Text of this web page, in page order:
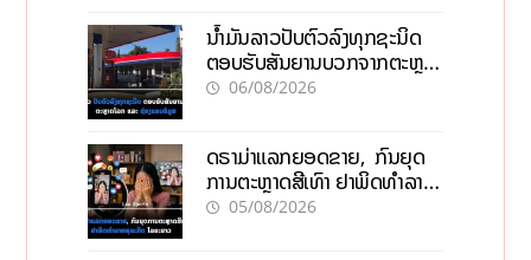
ນໍ້າມັນລາວປັບຕົວລົງທຸກຊະນິດ
ຕອບຮັບສັນຍານບວກຈາກຕະຫຼາດ
ໂລກ ແລະ ຊ່ອງແຄບຮໍມູສ
06/08/2026
ດຣາມ່າແລກຍອດຂາຍ, ກົນຍຸດ
ການຕະຫຼາດສີເທົາ ຢາພິດທຳລາຍ
ທຸລະກິດ ໄລຍະຍາວ
05/08/2026